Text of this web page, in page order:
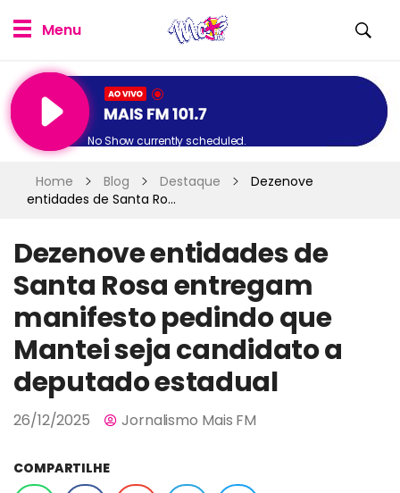
No Show currently scheduled.
Home Blog Destaque
Dezenove
entidades de Santa Ro...
Dezenove entidades de
Santa Rosa entregam
manifesto pedindo que
Mantei seja candidato a
deputado estadual
26/12/2025 Jornalismo Mais FM
COMPARTILHE